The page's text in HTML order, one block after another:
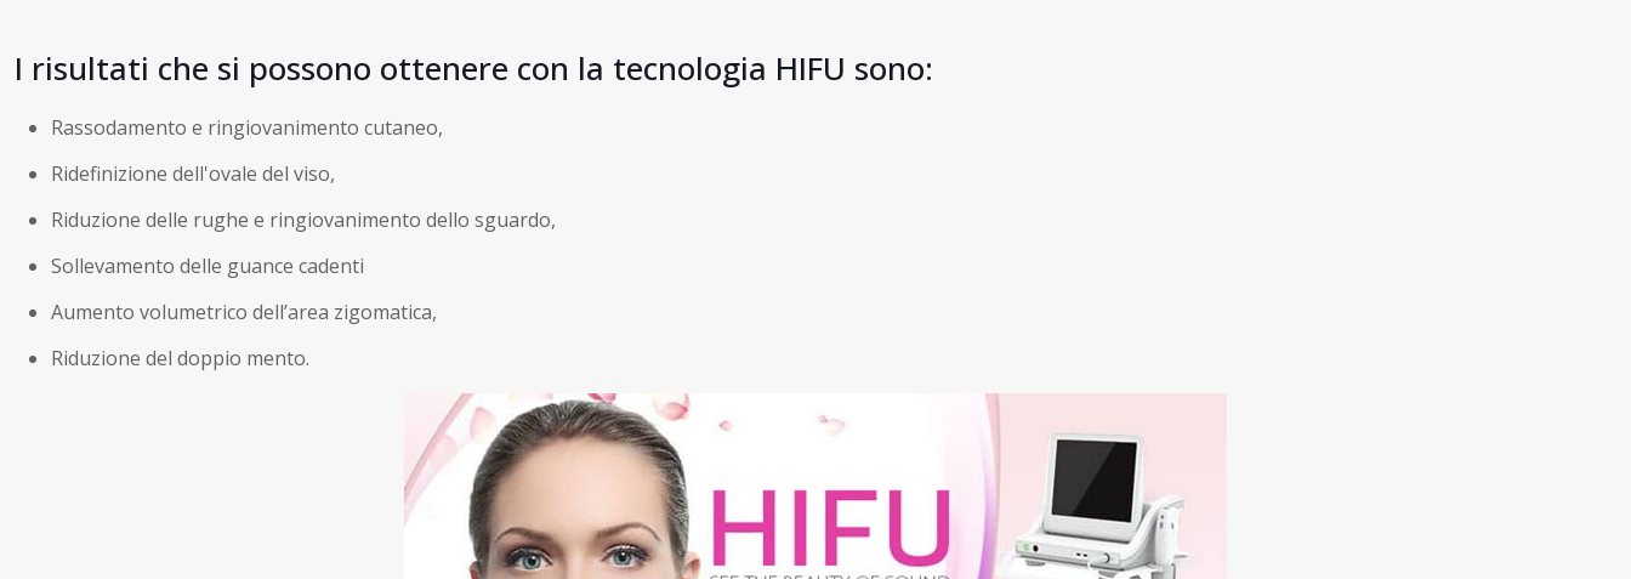
I risultati che si possono ottenere con la tecnologia HIFU sono:
Rassodamento e ringiovanimento cutaneo,
Ridefinizione dell'ovale del viso,
Riduzione delle rughe e ringiovanimento dello sguardo,
Sollevamento delle guance cadenti
Aumento volumetrico dell’area zigomatica,
Riduzione del doppio mento.